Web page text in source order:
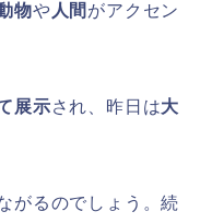
物や 人間 がアクセン
展示され、昨日は大
がるのでしょう。続